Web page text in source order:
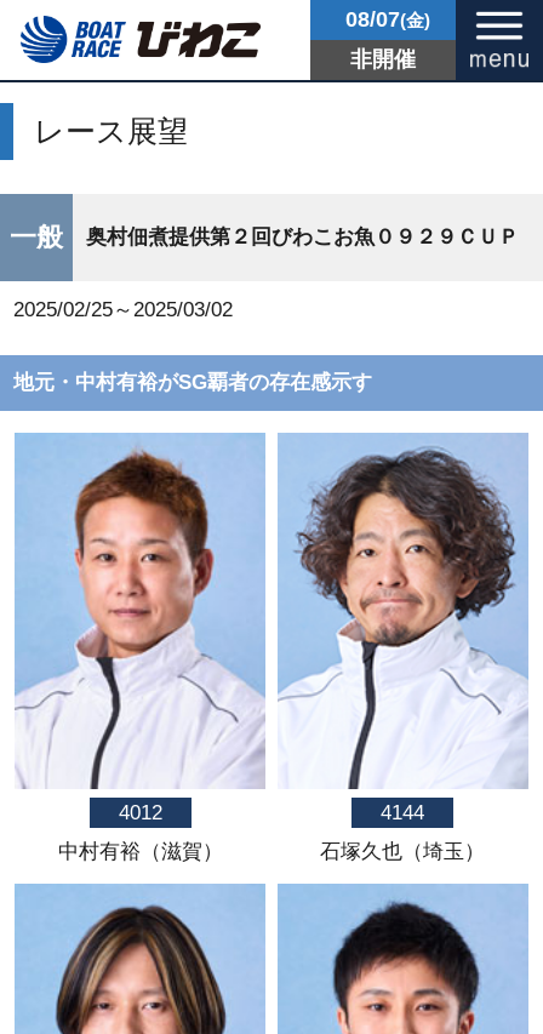
08/07(金)
非開催
レース展望
一般 奥村佃煮提供第２回びわこお魚０９２９ＣＵＰ
2025/02/25～2025/03/02
地元・中村有裕がSG覇者の存在感示す
4012
中村有裕（滋賀）
4144
石塚久也（埼玉）